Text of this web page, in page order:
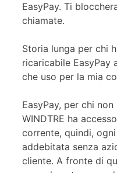
EasyPay. Ti
chiamate.
Storia lunga per chi
ricaricabile EasyPay
che uso per la mia
EasyPay, per chi
WINDTRE ha
corrente, quindi,
addebitata senza
cliente. A fronte di